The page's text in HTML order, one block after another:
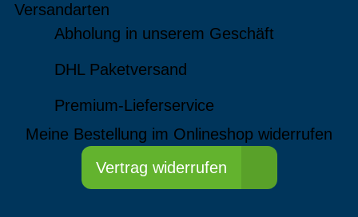
Versandarten
Abholung in unserem Geschäft
DHL Paketversand
Premium-Lieferservice
Meine Bestellung im Onlineshop widerrufen
Vertrag widerrufen